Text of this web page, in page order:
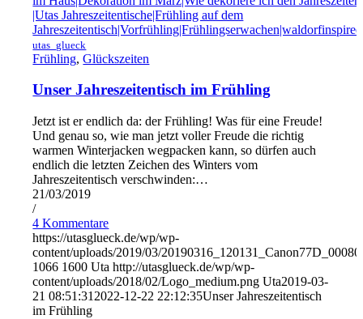
utas_glueck
Frühling,Glückszeiten
Unser Jahreszeitentisch im Frühling
Jetzt ist er endlich da: der Frühling! Was für eine Freude!
Und genau so, wie man jetzt voller Freude die richtig
warmen Winterjacken wegpacken kann, so dürfen auch
endlich die letzten Zeichen des Winters vom
Jahreszeitentisch verschwinden:…
21/03/2019
/
4 Kommentare
https://utasglueck.de/wp/wp-
content/uploads/2019/03/
1066 1600 Uta http://utasglueck.de/wp/wp-
content/uploads/2018/02/Logo_medium.png Uta2019-03-
21 08:51:31 2022-12-22 22:12:35Unser Jahreszeitentisch
im Frühling